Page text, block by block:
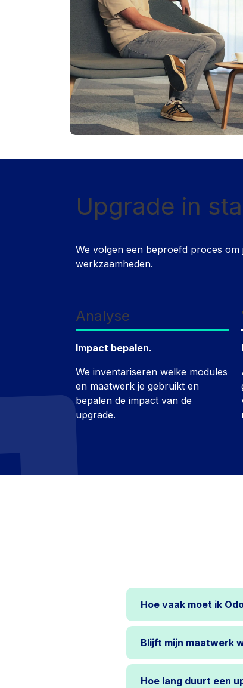
Upgrade in
We volgen een beproefd proces om
werkzaamheden.
Analyse
Impact bepalen.
We inventariseren welke modules
en maatwerk je gebruikt en
bepalen de impact van de
upgrade.
Hoe vaak moet ik
Blijft mijn maatwerk
Hoe lang duurt een